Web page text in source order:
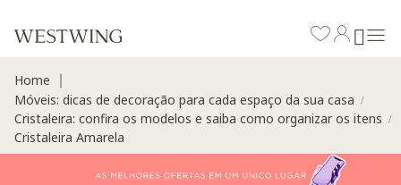
Home
Móveis: dicas de decoração para cada espaço da sua casa /
Cristaleira: confira os modelos e saiba como organizar os itens /
Cristaleira Amarela